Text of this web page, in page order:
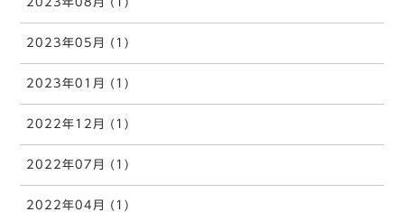
2023年05月 (1)
2023年01月 (1)
2022年12月 (1)
2022年07月 (1)
2022年04月 (1)